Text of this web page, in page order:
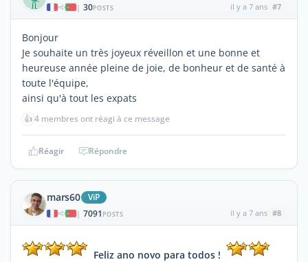
| 30POSTS il y a 7 ans #7
Bonjour
Je souhaite un très joyeux réveillon et une bonne et
heureuse année pleine de joie, de bonheur et de santé à
toute l'équipe,
ainsi qu'à tout les expats
👍4 membres ont réagi à ce message
Réagir Répondre
mars60 ViP
| 7091 POSTS il y a 7 ans #8
Feliz ano novo para todos !